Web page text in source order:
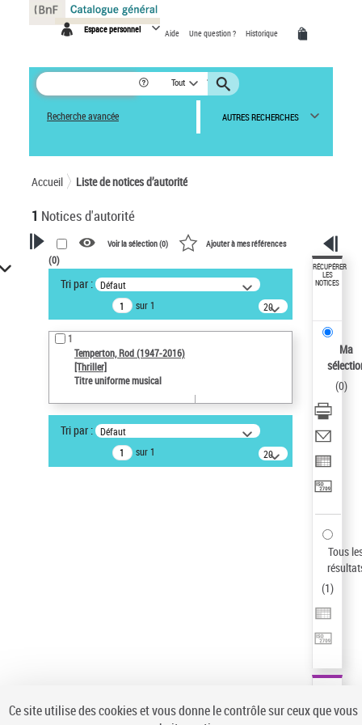
Espace personnel Aide Une question ? Historique
Tout
Recherche avancée AUTRES RECHERCHES
Accueil Liste de notices d’autorité
1 Notices d'autorité
VOTRE RECHERCHE
Recherche avancée dans les
notices d’autorité
Œuvres liées à l'auteur :
Temperton, Rod (1947-2016)
Type de notice d'autorité
Titre uniforme musical
Statut de la notice d’autorité
Voir la sélection (0) Ajouter à mes références
(0)
Tri par : Défaut
sur 1
20
résultats/page
1
Temperton, Rod (1947-2016)
[Thriller]
Titre uniforme musical
Tri par : Défaut
sur 1
20
résultats/page
RÉCUPÉRER
LES
NOTICES
Ma
(0)
Tous
(1)
Panneau de gestion des cookies
Ce site utilise des cookies et vous donne le contrôle sur ceux que vous